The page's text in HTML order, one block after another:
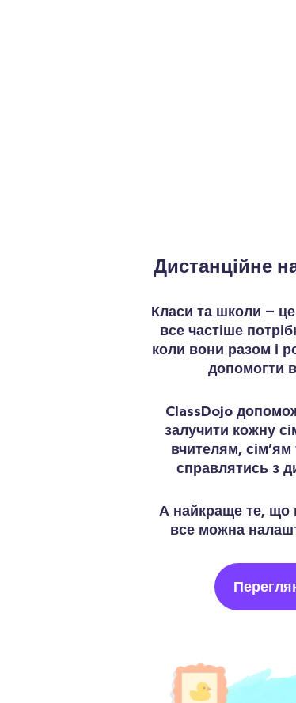
Дистанційне
Класи та школи –
все частіше
коли вони разом і
допомогти
ClassDojo
залучити кожну
вчителям,
справлятись з
А найкраще те, що
все можна